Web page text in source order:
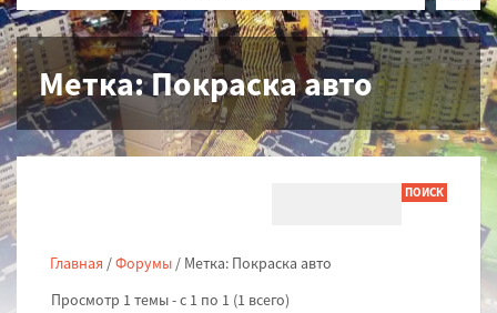
Метка:Покраска авто
Главная /Форумы / Метка: Покраска авто
Просмотр 1 темы - с 1 по 1 (1 всего)